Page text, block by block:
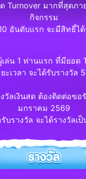
Turnover มากที่สุดภา
กิจกรรม
อันดับแรก จะมีสิทธิ์ได้
เล่น 1 ท่านแรก ที่มียอด
ะเวลา จะได้รับรางวัล
วัลเงินสด ต้องติดต่อข
มกราคม 2569
บรางวัล จะได้รางวัลเ